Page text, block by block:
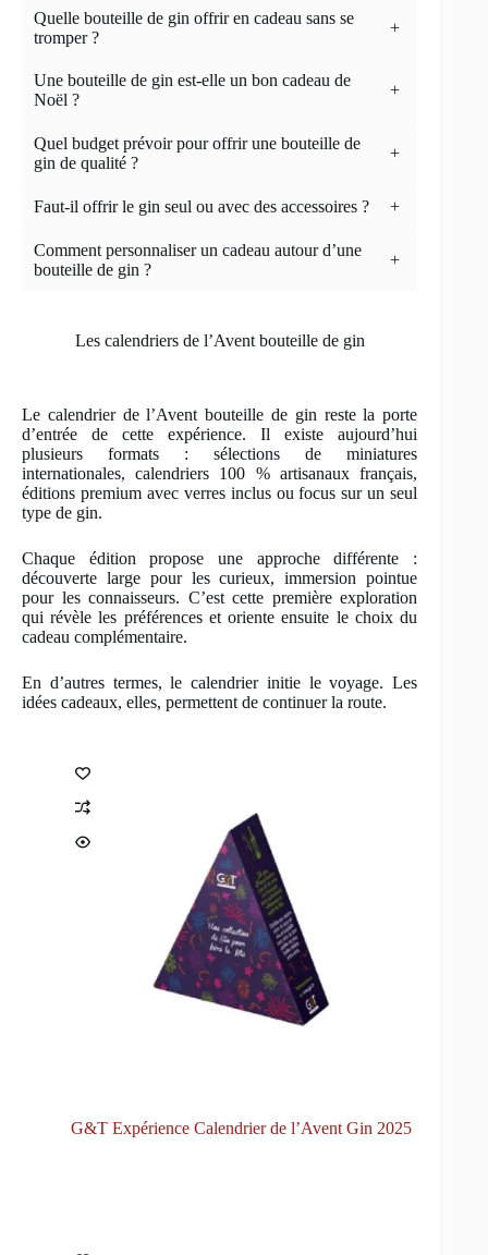
Quelle bouteille de gin offrir en cadeau sans se
tromper ?
+
Une bouteille de gin est-elle un bon cadeau de
Noël ?
+
Quel budget prévoir pour offrir une bouteille de
gin de qualité ?
+
Faut-il offrir le gin seul ou avec des accessoires ? +
Comment personnaliser un cadeau autour d’une
bouteille de gin ?
+
Les calendriers de l’Avent bouteille de gin
Le calendrier de l’Avent bouteille de gin reste la porte
d’entrée de cette expérience. Il existe aujourd’hui
plusieurs formats : sélections de miniatures
internationales, calendriers 100 % artisanaux français,
éditions premium avec verres inclus ou focus sur un seul
type de gin.
Chaque édition propose une approche différente :
découverte large pour les curieux, immersion pointue
pour les connaisseurs. C’est cette première exploration
qui révèle les préférences et oriente ensuite le choix du
cadeau complémentaire.
En d’autres termes, le calendrier initie le voyage. Les
idées cadeaux, elles, permettent de continuer la route.
G&T Expérience Calendrier de l’Avent Gin 2025